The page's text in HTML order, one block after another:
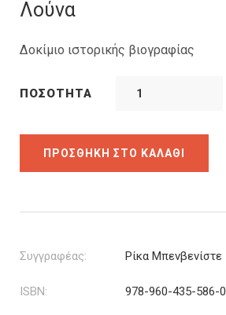
12.00€.
Λούνα
Δοκίμιο ιστορικής βιογραφίας
ΠΟΣΌΤΗΤΑ
ΠΡΟΣΘΉΚΗ ΣΤΟ ΚΑΛΆΘΙ
Συγγραφέας: Ρίκα Μπενβενίστε
ISBN: 978-960-435-586-0